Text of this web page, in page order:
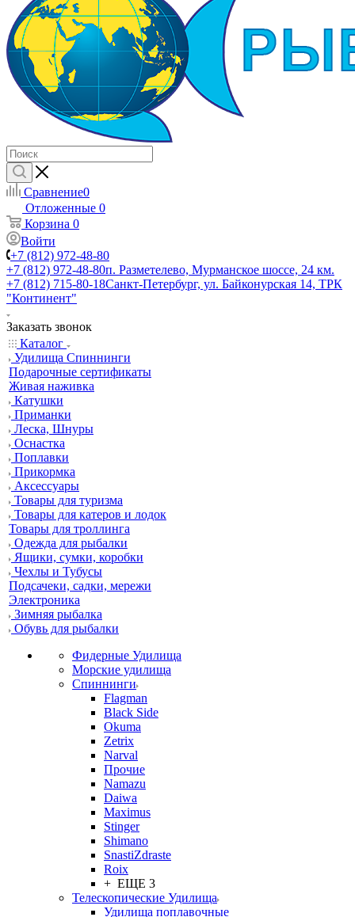
Сравнение0
Отложенные 0
Корзина 0
Войти
+7 (812) 972-48-80
+7 (812) 972-48-80п. Разметелево, Мурманское шоссе, 24 км.
+7 (812) 715-80-18Санкт-Петербург, ул. Байконурская 14, ТРК
"Континент"
Заказать звонок
Каталог
Удилища Спиннинги
Подарочные сертификаты
Живая наживка
Катушки
Приманки
Леска, Шнуры
Оснастка
Поплавки
Прикормка
Аксессуары
Товары для туризма
Товары для катеров и лодок
Товары для троллинга
Одежда для рыбалки
Ящики, сумки, коробки
Чехлы и Тубусы
Подсачеки, садки, мережи
Электроника
Зимняя рыбалка
Обувь для рыбалки
Фидерные Удилища
Морские удилища
Спиннинги
Flagman
Black Side
Okuma
Zetrix
Narval
Прочие
Namazu
Daiwa
Maximus
Stinger
Shimano
SnastiZdraste
Roix
+ ЕЩЕ 3
Телескопические Удилища
Удилища поплавочные